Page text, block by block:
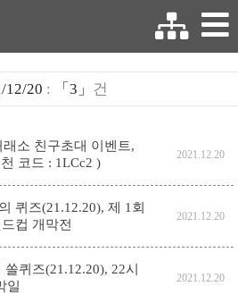
12/20 : 「3」 건
소 친구초대 이벤트,
코드 : 1LCc2 )
2021.12.20
퀴즈(21.12.20), 제 1회
컵 개막전
2021.12.20
퀴즈(21.12.20), 22시
일
2021.12.20